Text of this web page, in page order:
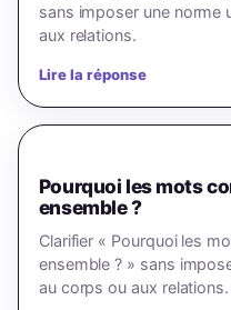
sans imposer une norme
aux relations.
Lire la réponse
Pourquoi les mots
ensemble ?
Clarifier « Pourquoi les
ensemble ? » sans
au corps ou aux relations.